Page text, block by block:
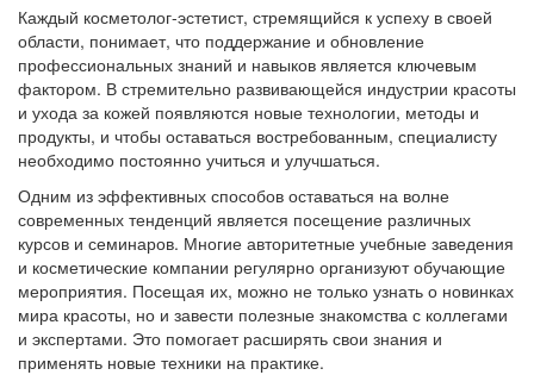
Каждый косметолог-эстетист, стремящийся к успеху в своей
области, понимает, что поддержание и обновление
профессиональных знаний и навыков является ключевым
фактором. В стремительно развивающейся индустрии красоты
и ухода за кожей появляются новые технологии, методы и
продукты, и чтобы оставаться востребованным, специалисту
необходимо постоянно учиться и улучшаться.
Одним из эффективных способов оставаться на волне
современных тенденций является посещение различных
курсов и семинаров. Многие авторитетные учебные заведения
и косметические компании регулярно организуют обучающие
мероприятия. Посещая их, можно не только узнать о новинках
мира красоты, но и завести полезные знакомства с коллегами
и экспертами. Это помогает расширять свои знания и
применять новые техники на практике.